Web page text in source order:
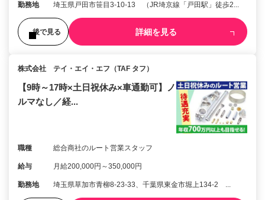
勤務地 埼玉県戸田市笹目3-10-13 （JR埼京線「戸田駅」徒歩2...
後で見る 詳細を見る
株式会社 テイ・エイ・エフ（TAF タフ）
【9時～17時×土日祝休み×車通勤可】ノ
ルマなし／経...
職種 総合商社のルート営業スタッフ
給与 月給200,000円～350,000円
勤務地 埼玉県草加市青柳8-23-33、千葉県東金市堀上134-2 ...